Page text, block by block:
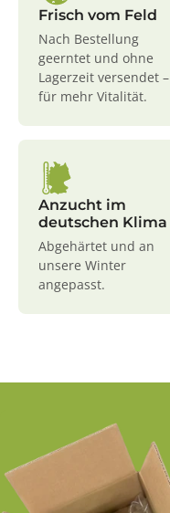
Frisch vom Feld
Nach Bestellung
geerntet und ohne
Lagerzeit versendet –
für mehr Vitalität.
Anzucht im
deutschen Klima
Abgehärtet und an
unsere Winter
angepasst.